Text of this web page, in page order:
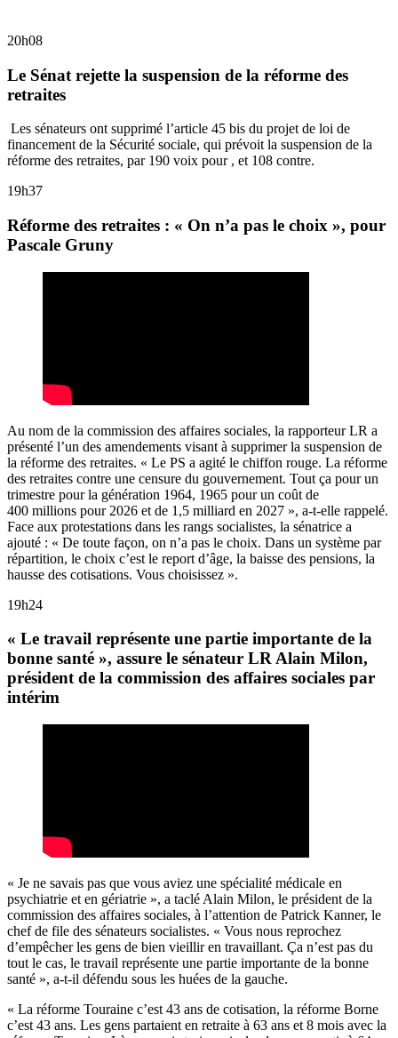
20h08
Le Sénat rejette la suspension de la réforme des
retraites
Les sénateurs ont supprimé l’article 45 bis du projet de loi de
financement de la Sécurité sociale, qui prévoit la suspension de la
réforme des retraites, par 190 voix pour , et 108 contre.
19h37
Réforme des retraites : « On n’a pas le choix », pour
Pascale Gruny
Au nom de la commission des affaires sociales, la rapporteur LR a
présenté l’un des amendements visant à supprimer la suspension de
la réforme des retraites. « Le PS a agité le chiffon rouge. La réforme
des retraites contre une censure du gouvernement. Tout ça pour un
trimestre pour la génération 1964, 1965 pour un coût de
400 millions pour 2026 et de 1,5 milliard en 2027 », a-t-elle rappelé.
Face aux protestations dans les rangs socialistes, la sénatrice a
ajouté : « De toute façon, on n’a pas le choix. Dans un système par
répartition, le choix c’est le report d’âge, la baisse des pensions, la
hausse des cotisations. Vous choisissez ».
19h24
« Le travail représente une partie importante de la
bonne santé », assure le sénateur LR Alain Milon,
président de la commission des affaires sociales par
intérim
« Je ne savais pas que vous aviez une spécialité médicale en
psychiatrie et en gériatrie », a taclé Alain Milon, le président de la
commission des affaires sociales, à l’attention de Patrick Kanner, le
chef de file des sénateurs socialistes. « Vous nous reprochez
d’empêcher les gens de bien vieillir en travaillant. Ça n’est pas du
tout le cas, le travail représente une partie importante de la bonne
santé », a-t-il défendu sous les huées de la gauche.
« La réforme Touraine c’est 43 ans de cotisation, la réforme Borne
c’est 43 ans. Les gens partaient en retraite à 63 ans et 8 mois avec la